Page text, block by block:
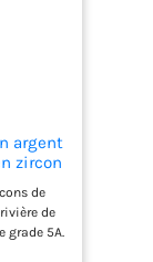
argent
zircon
avec
de
de
grade 5A.